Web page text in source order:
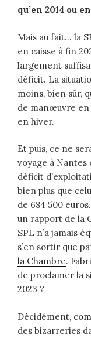
qu’en 2014 ou
Mais au fait… la
en caisse à fin
largement
déficit. La
moins, bien sûr,
de manœuvre en
en hiver.
Et puis, ce ne
voyage à Nantes
déficit
bien plus que
de 684 500
un rapport de la
SPL n’a jamais
s’en sortir que
la Chambre.
de proclamer la
2023 ?
Décidément,
des bizarreries